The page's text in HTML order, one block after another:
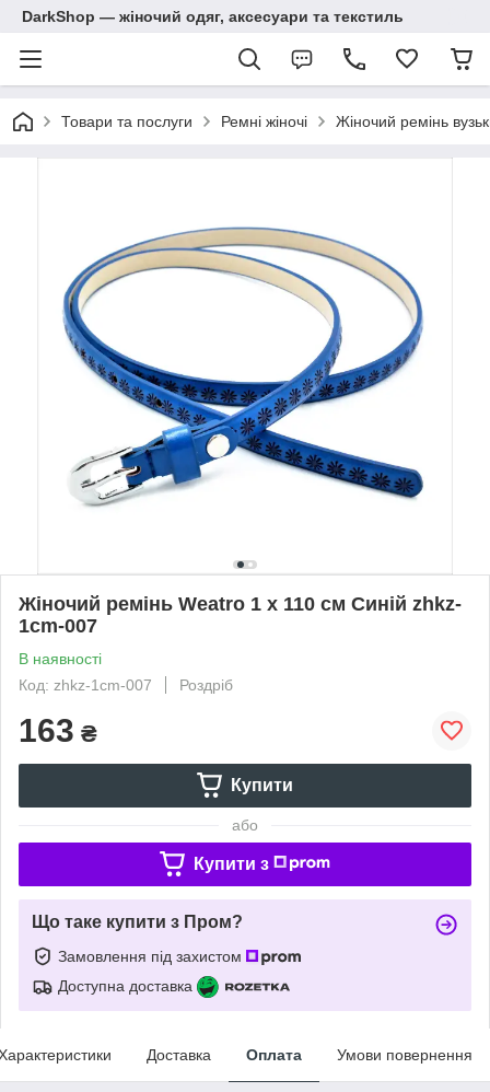
DarkShop — жіночий одяг, аксесуари та текстиль
Товари та послуги Ремні жіночі Жіночий ремінь
Жіночий ремінь Weatro 1 х 110 см Синій zhkz-
1cm-007
В наявності
Код: zhkz-1cm-007
Роздріб
163 ₴
Купити
або
Купити з
Що таке купити з Пром?
Замовлення під захистом
Доступна доставка
Доставка Оплата Умови повернення